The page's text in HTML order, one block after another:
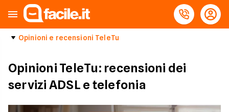
Opinioni e recensioni TeleTu
Opinioni TeleTu: recensioni dei
servizi ADSL e telefonia